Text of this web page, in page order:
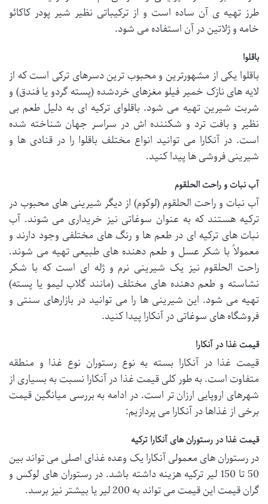
طرز تهیه ی آن ساده است و از ترکیباتی نظیر شیر پودر کاکائو
خامه و ژلاتین در آن استفاده می شود.
باقلوا
باقلوا یکی از مشهورترین و محبوب ترین دسرهای ترکی است که از
لایه های نازک خمیر فیلو مغزهای خردشده (پسته گردو یا فندق) و
شربت شیرین تهیه می شود. باقلوای ترکیه ای به دلیل طعم بی
نظیر و بافت ترد و شکننده اش در سراسر جهان شناخته شده
است. در آنکارا می توانید انواع مختلف باقلوا را در قنادی ها و
شیرینی فروشی ها پیدا کنید.
آب نبات و راحت الحلقوم
آب نبات و راحت الحلقوم (لوکوم) از دیگر شیرینی های محبوب در
ترکیه هستند که به عنوان سوغاتی نیز خریداری می شوند. آب
نبات های ترکیه ای در طعم ها و رنگ های مختلفی وجود دارند و
معمولاً با شکر عسل و طعم دهنده های طبیعی تهیه می شوند.
راحت الحلقوم نیز یک شیرینی نرم و ژله ای است که با شکر
نشاسته و طعم دهنده های مختلف (مانند گلاب لیمو یا پسته)
تهیه می شود. این شیرینی ها را می توانید در بازارهای سنتی و
فروشگاه های سوغاتی در آنکارا پیدا کنید.
قیمت غذا در آنکارا
قیمت غذا در آنکارا بسته به نوع رستوران نوع غذا و منطقه
متفاوت است. به طور کلی قیمت غذا در آنکارا نسبت به بسیاری از
شهرهای اروپایی ارزان تر است. در ادامه به بررسی میانگین قیمت
برخی از غذاها در آنکارا می پردازیم:
قیمت غذا در رستوران های آنکارا ترکیه
در رستوران های معمولی آنکارا یک وعده غذای اصلی می تواند بین
50 تا 150 لیر ترکیه هزینه داشته باشد. در رستوران های لوکس و
گران قیمت این قیمت می تواند به 200 لیر یا بیشتر نیز برسد.